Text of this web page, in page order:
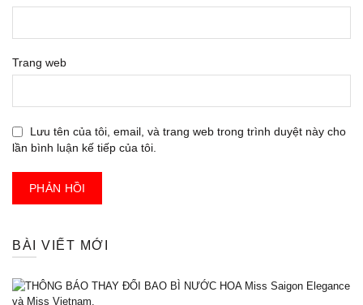
Trang web
Lưu tên của tôi, email, và trang web trong trình duyệt này cho
lần bình luận kế tiếp của tôi.
BÀI VIẾT MỚI